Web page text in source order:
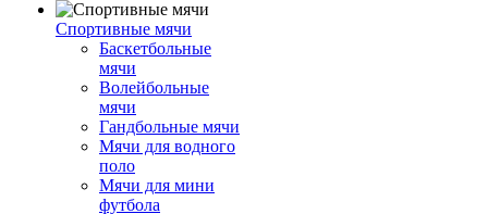
Спортивные мячи
Баскетбольные
мячи
Волейбольные
мячи
Гандбольные мячи
Мячи для водного
поло
Мячи для мини
футбола